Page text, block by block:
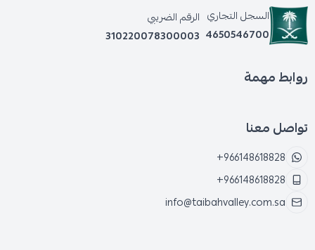
السجل التجاري
4650546700
الرقم الضريبي
310220078300003
روابط مهمة
تواصل معنا
+966148618828
+966148618828
info@taibahvalley.com.sa